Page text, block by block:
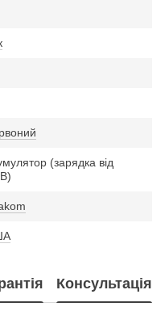
(зарядка від
Консультація